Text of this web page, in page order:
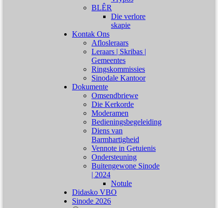
BLÊR
Die verlore
skapie
Kontak Ons
Aflosleraars
Leraars | Skribas |
Gemeentes
Ringskommissies
Sinodale Kantoor
Dokumente
Omsendbriewe
Die Kerkorde
Moderamen
Bedieningsbegeleiding
Diens van
Barmhartigheid
Vennote in Getuienis
Ondersteuning
Buitengewone Sinode
| 2024
Notule
Didasko VBO
Sinode 2026